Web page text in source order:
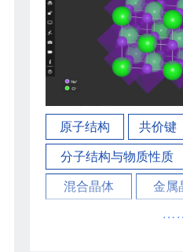
原子结构 共价键
分子结构与物质性质
混合晶体 金属